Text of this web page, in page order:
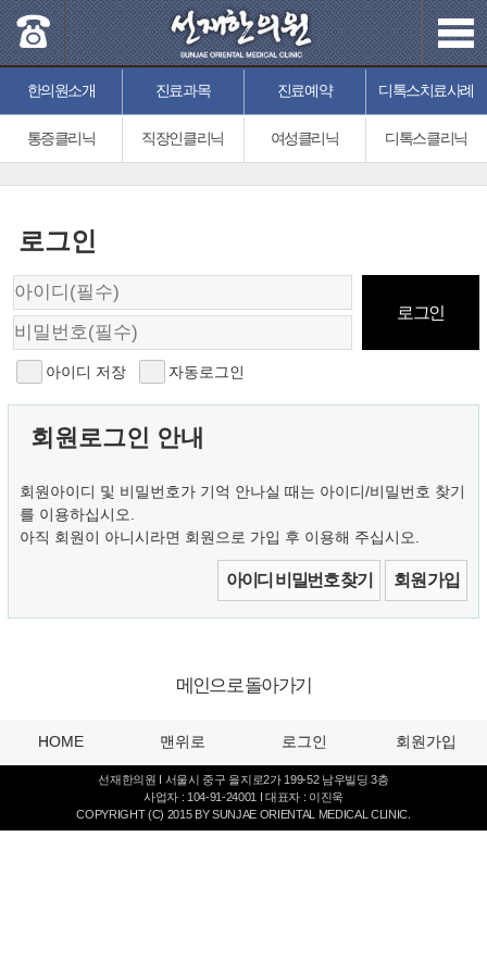
한의원소개 진료과목 진료예약 디톡스치료사례
통증클리닉 직장인클리닉 여성클리닉 디톡스클리닉
로그인
아이디 저장 자동로그인
회원로그인 안내
회원아이디 및 비밀번호가 기억 안나실 때는 아이디/비밀번호 찾기
를 이용하십시오.
아직 회원이 아니시라면 회원으로 가입 후 이용해 주십시오.
아이디 비밀번호 찾기 회원 가입
메인으로 돌아가기
HOME 맨위로 로그인 회원가입
선재한의원 I 서울시 중구 을지로2가 199-52 남우빌딩 3층
사업자 : 104-91-24001 I 대표자 : 이진욱
COPYRIGHT (C) 2015 BY SUNJAE ORIENTAL MEDICAL CLINIC.